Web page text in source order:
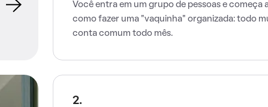
Você entra em um grupo de pessoas e começa
como fazer uma "vaquinha" organizada: todo
conta comum todo mês.
2.